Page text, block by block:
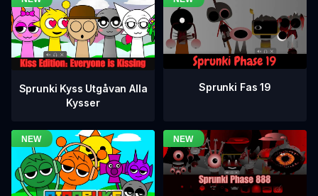
Sprunki Kyss Utgåvan Alla
Kysser
Sprunki Fas 19